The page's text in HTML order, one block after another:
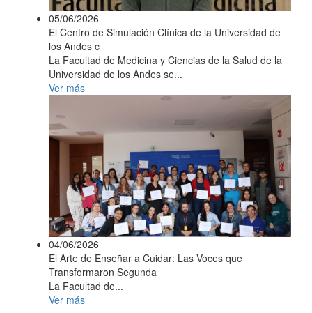
05/06/2026
El Centro de Simulación Clínica de la Universidad de
los Andes c
La Facultad de Medicina y Ciencias de la Salud de la
Universidad de los Andes se...
Ver más
04/06/2026
El Arte de Enseñar a Cuidar: Las Voces que
Transformaron Segunda
La Facultad de...
Ver más